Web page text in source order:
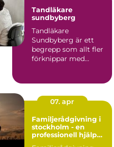
Tandläkare
sundbyberg
Tandläkare
Sundbyberg är ett
begrepp som allt fler
förknippar med
07. apr
Familjerådgivning i
stockholm - en
professionell hjälp